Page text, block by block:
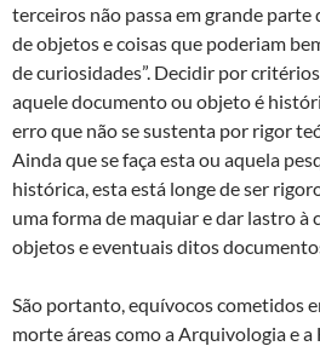
terceiros não passa em grande parte
de objetos e coisas que poderiam
de curiosidades”. Decidir por
aquele documento ou objeto é
erro que não se sustenta por rigor
Ainda que se faça esta ou aquela
histórica, esta está longe de ser
uma forma de maquiar e dar lastro à
objetos e eventuais ditos
São portanto, equívocos cometidos
morte áreas como a Arquivologia e a